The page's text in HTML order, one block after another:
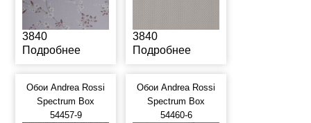
3840
Подробнее
3840
Подробнее
Обои Andrea Rossi
Spectrum Box
54457-9
Обои Andrea Rossi
Spectrum Box
54460-6